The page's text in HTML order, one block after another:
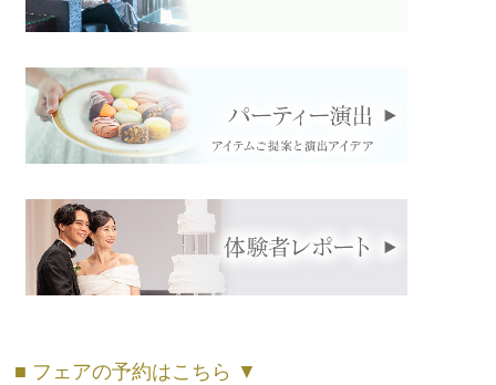
■ フェアの予約はこちら ▼